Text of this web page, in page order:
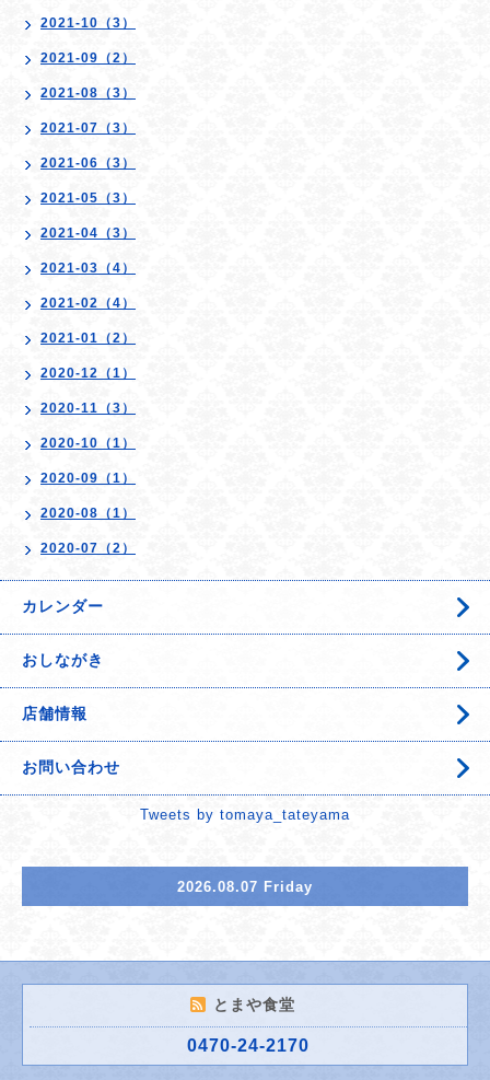
2021-10（3）
2021-09（2）
2021-08（3）
2021-07（3）
2021-06（3）
2021-05（3）
2021-04（3）
2021-03（4）
2021-02（4）
2021-01（2）
2020-12（1）
2020-11（3）
2020-10（1）
2020-09（1）
2020-08（1）
2020-07（2）
カレンダー
おしながき
店舗情報
お問い合わせ
Tweets by tomaya_tateyama
2026.08.07 Friday
とまや食堂
0470-24-2170